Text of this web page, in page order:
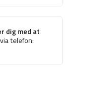
dig med at
telefon: